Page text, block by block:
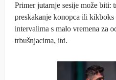
Primer jutarnje sesije može biti:
preskakanje konopca ili
intervalima s malo vremena za
trbušnjacima, itd.